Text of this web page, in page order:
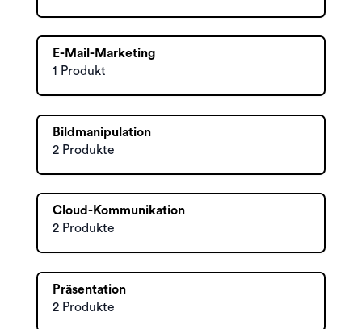
E-Mail-Marketing
1 Produkt
Bildmanipulation
2 Produkte
Cloud-Kommunikation
2 Produkte
Präsentation
2 Produkte